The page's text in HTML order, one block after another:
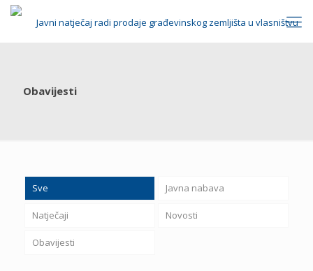
Obavijesti
Sve Javna nabava
Natječaji Novosti
Obavijesti